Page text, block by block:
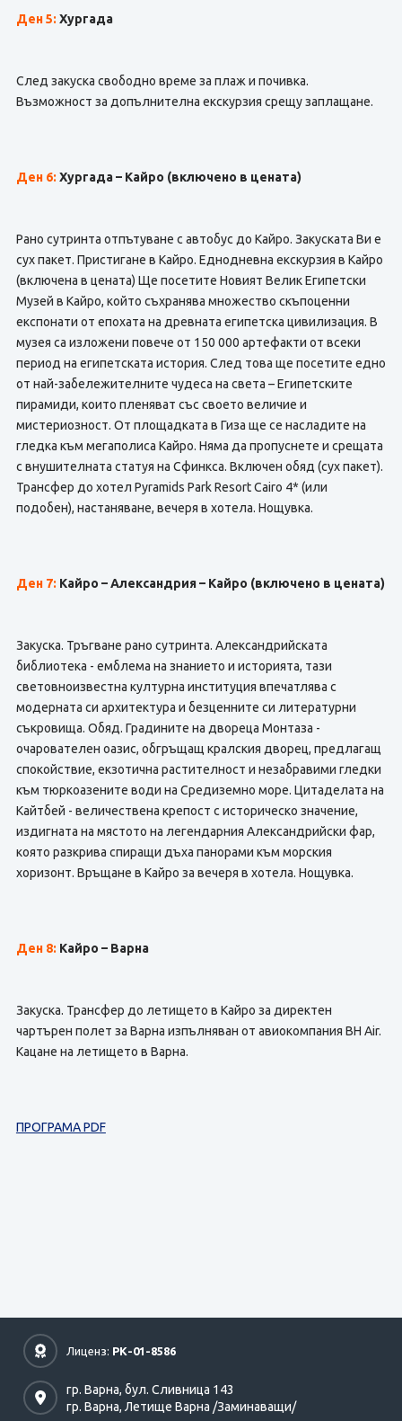
Ден 5: Хургада
След закуска свободно време за плаж и почивка.
Възможност за допълнителна екскурзия срещу заплащане.
Ден 6: Хургада – Кайро (включено в цената)
Рано сутринта отпътуване с автобус до Кайро. Закуската Ви е
сух пакет. Пристигане в Кайро. Еднодневна екскурзия в Кайро
(включена в цената) Ще посетите Новият Велик Египетски
Музей в Кайро, който съхранява множество скъпоценни
експонати от епохата на древната египетска цивилизация. В
музея са изложени повече от 150 000 артефакти от всеки
период на египетската история. След това ще посетите едно
от най-забележителните чудеса на света – Египетските
пирамиди, които пленяват със своето величие и
мистериозност. От площадката в Гиза ще се насладите на
гледка към мегаполиса Кайро. Няма да пропуснете и срещата
с внушителната статуя на Сфинкса. Включен обяд (сух пакет).
Трансфер до хотел Pyramids Park Resort Cairo 4* (или
подобен), настаняване, вечеря в хотела. Нощувка.
Ден 7: Кайро – Александрия – Кайро (включено в цената)
Закуска. Тръгване рано сутринта. Александрийската
библиотека - емблема на знанието и историята, тази
световноизвестна културна институция впечатлява с
модерната си архитектура и безценните си литературни
съкровища. Обяд. Градините на двореца Монтаза -
очарователен оазис, обгръщащ кралския дворец, предлагащ
спокойствие, екзотична растителност и незабравими гледки
към тюркоазените води на Средиземно море. Цитаделата на
Кайтбей - величествена крепост с историческо значение,
издигната на мястото на легендарния Александрийски фар,
която разкрива спиращи дъха панорами към морския
хоризонт. Връщане в Кайро за вечеря в хотела. Нощувка.
Ден 8: Кайро – Варна
Закуска. Трансфер до летището в Кайро за директен
чартърен полет за Варна изпълняван от авиокомпания BH Air.
Кацане на летището в Варна.
ПРОГРАМА PDF
Лиценз: РК-01-8586
гр. Варна, бул. Сливница 143
гр. Варна, Летище Варна /Заминаващи/